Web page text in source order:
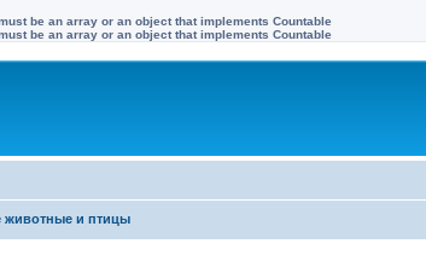
be an array or an object that implements Countable
be an array or an object that implements Countable
и птицы